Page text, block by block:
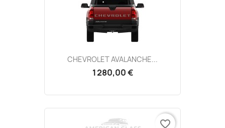
CHEVROLET AVALANCHE...
1 280,00 €
favorite_border